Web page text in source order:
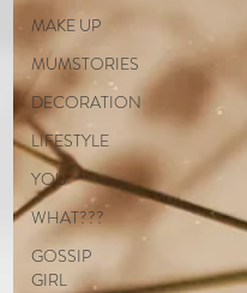
MAKE UP
MUMSTORIES
DECORATION
LIFESTYLE
YOU
WHAT???
GOSSIP
GIRL